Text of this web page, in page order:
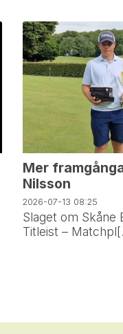
Mer
Nilsson
2026-07-13 08:25
Slaget om Skåne
Titleist –